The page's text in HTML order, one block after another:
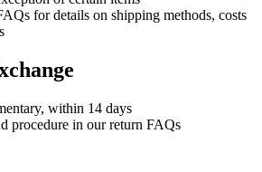
for details on shipping methods, costs
within 14 days
procedure in our return FAQs